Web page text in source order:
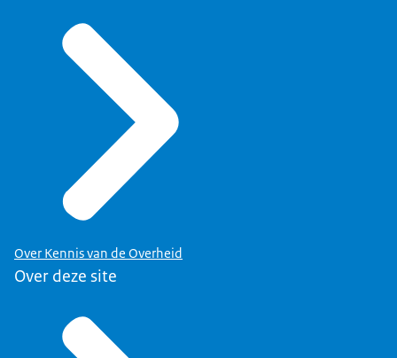
Over Kennis van de Overheid
Over deze site